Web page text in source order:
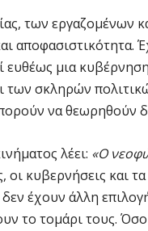
των εργαζομένων
αποφασιστικότητα.
ευθέως μια
των σκληρών
να θεωρηθούν
λέει: «Ο
οι κυβερνήσεις και
έχουν άλλη
το τομάρι τους.